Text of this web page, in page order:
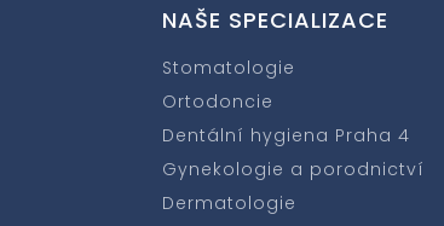
NAŠE SPECIALIZACE
Stomatologie
Ortodoncie
Dentální hygiena Praha 4
Gynekologie a porodnictví
Dermatologie